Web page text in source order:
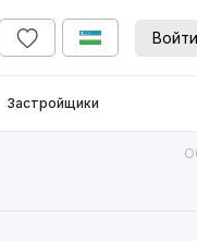
Войти
Застройщики